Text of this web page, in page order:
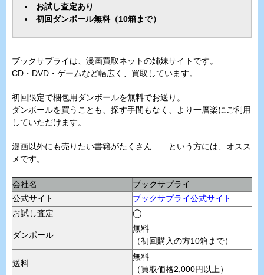
お試し査定あり
初回ダンボール無料（10箱まで）
ブックサプライは、漫画買取ネットの姉妹サイトです。
CD・DVD・ゲームなど幅広く、買取しています。
初回限定で梱包用ダンボールを無料でお送り。
ダンボールを買うことも、探す手間もなく、より一層楽にご利用
していただけます。
漫画以外にも売りたい書籍がたくさん……という方には、オスス
メです。
会社名
ブックサプライ
公式サイト
ブックサプライ公式サイト
お試し査定
◯
ダンボール
無料
（初回購入の方10箱まで）
送料
無料
（買取価格2,000円以上）